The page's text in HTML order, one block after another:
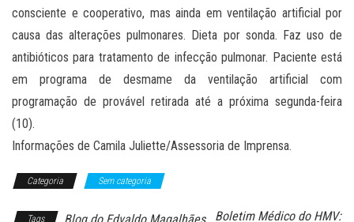
consciente e cooperativo, mas ainda em ventilação artificial por
causa das alterações pulmonares. Dieta por sonda. Faz uso de
antibióticos para tratamento de infecção pulmonar. Paciente está
em programa de desmame da ventilação artificial com
programação de provável retirada até a próxima segunda-feira
(10).
Informações de Camila Juliette/Assessoria de Imprensa.
Categoria Sem categoria
Tags
Boletim Médico do HMV: